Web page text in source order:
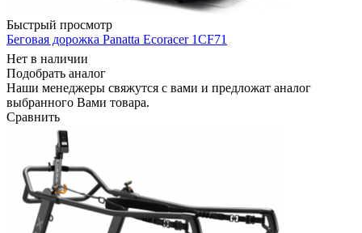
Быстрый просмотр
Беговая дорожка Panatta Ecoracer 1CF71
Нет в наличии
Подобрать аналог
Наши менеджеры свяжутся с вами и предложат аналог
выбранного Вами товара.
Сравнить